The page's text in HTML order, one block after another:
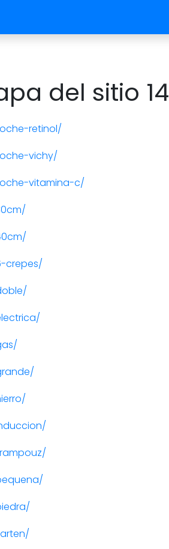
del sitio 14
retinol/
vichy/
vitamina-c/
crepes/